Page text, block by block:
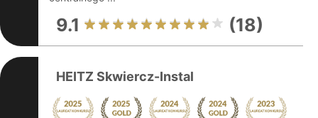
9.1 (18)
HEITZ Skwiercz-Instal